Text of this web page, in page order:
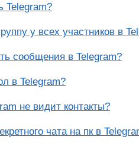
Telegram?
у всех участников в
сообщения в Telegram?
в Telegram?
не видит контакты?
чата на пк в